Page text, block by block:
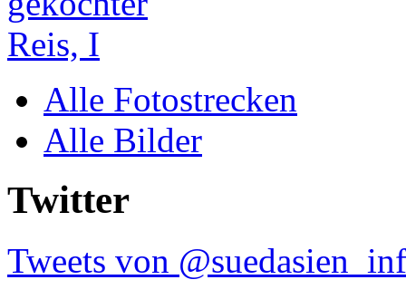
Alle Fotostrecken
Alle Bilder
Twitter
Tweets von